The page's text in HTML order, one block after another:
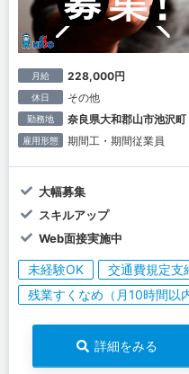
月給 228,000円
休日 その他
勤務地 奈良県大和郡山市池沢
雇用形態 期間工・期間従業員
大幅募集
スキルアップ
Web面接実施中
未経験OK 交通費規定支
残業すくなめ（月10時間以内
詳細をみる